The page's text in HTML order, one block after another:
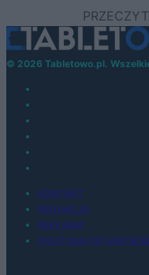
© 2026 Tabletowo.pl.
KONTAKT
REDAKCJA
REKLAMA
POLITYKA